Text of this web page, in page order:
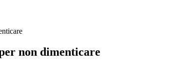
non dimenticare